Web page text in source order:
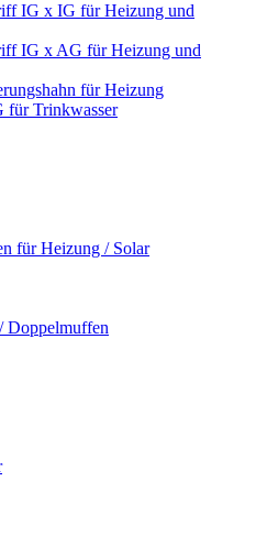
IG x IG für Heizung und
IG x AG für Heizung und
für Heizung
für Trinkwasser
für Heizung / Solar
Doppelmuffen